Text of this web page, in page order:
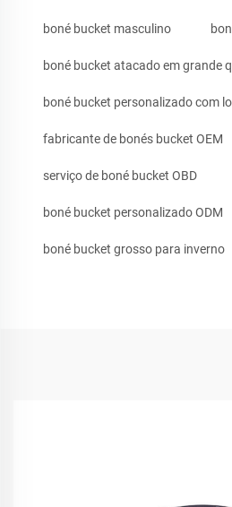
boné bucket masculino
boné bucket atacado em grande
boné bucket personalizado com
fabricante de bonés bucket OEM
serviço de boné bucket OBD
boné bucket personalizado ODM
boné bucket grosso para inverno